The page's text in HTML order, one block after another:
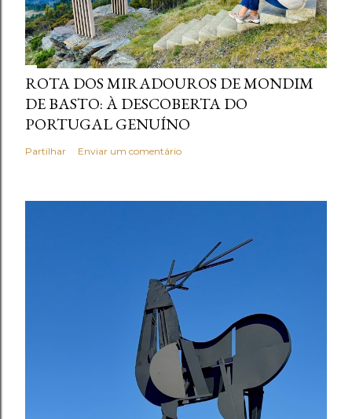
ROTA DOS MIRADOUROS DE MONDIM
DE BASTO: À DESCOBERTA DO
PORTUGAL GENUÍNO
Partilhar Enviar um comentário